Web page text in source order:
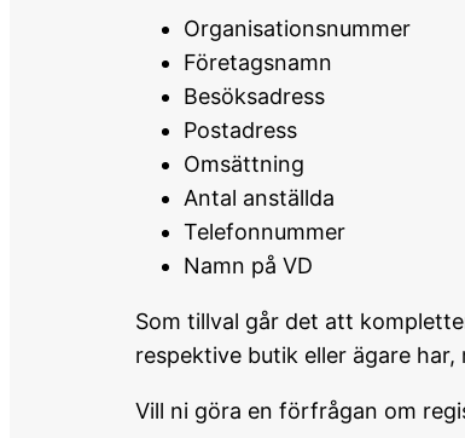
Organisationsnummer
Företagsnamn
Besöksadress
Postadress
Omsättning
Antal anställda
Telefonnummer
Namn på VD
Som tillval går det att
respektive butik eller ägare
Vill ni göra en förfrågan om